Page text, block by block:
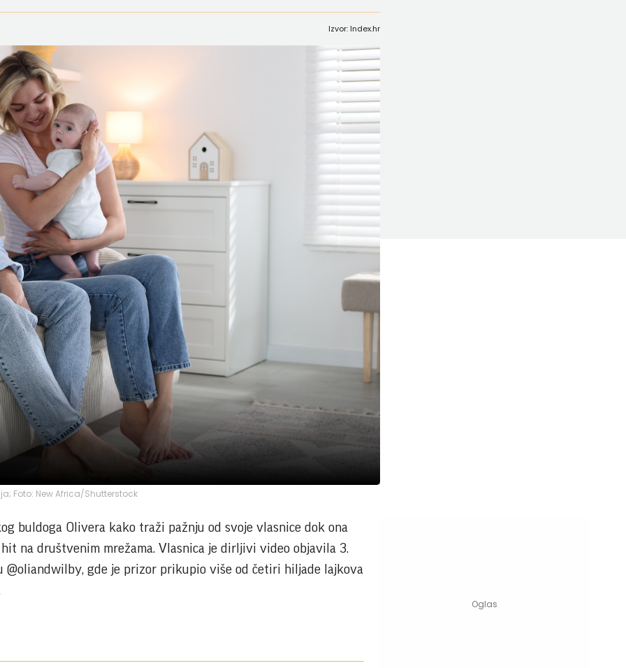
Foto: New Africa/Shutterstock
Izvor: Index.hr
buldoga Olivera kako traži pažnju od svoje vlasnice dok ona
na društvenim mrežama. Vlasnica je dirljivi video objavila 3.
@oliandwilby, gde je prizor prikupio više od četiri hiljade lajkova